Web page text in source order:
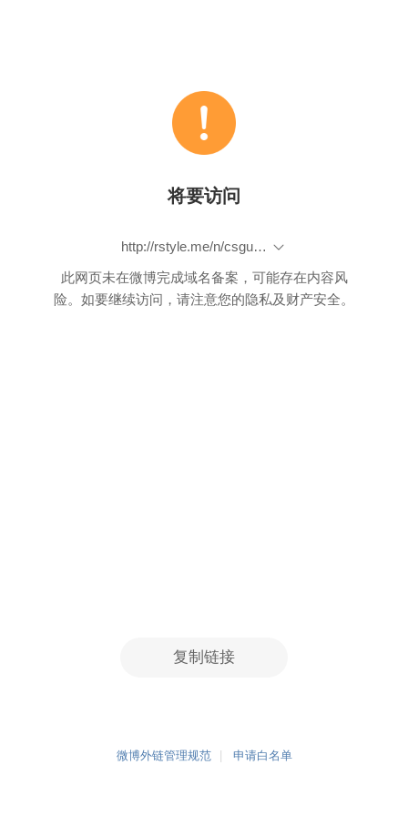
将要访问
http://rstyle.me/n/csguvrbp9if
此网页未在微博完成域名备案，可能存在内容风
险。如要继续访问，请注意您的隐私及财产安全。
复制链接
微博外链管理规范 申请白名单